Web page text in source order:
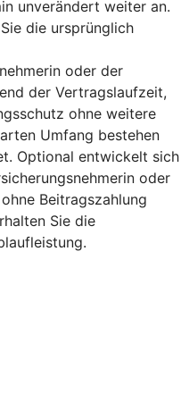
unverändert weiter an.
die ursprünglich
oder der
der Vertragslaufzeit,
ohne weitere
Umfang bestehen
Optional entwickelt sich
oder
Beitragszahlung
Sie die